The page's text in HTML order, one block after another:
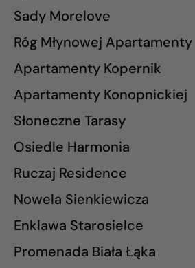
Sady Morelove
Róg Młynowej Apartamenty
Apartamenty Kopernik
Apartamenty Konopnickiej
Słoneczne Tarasy
Osiedle Harmonia
Ruczaj Residence
Nowela Sienkiewicza
Enklawa Starosielce
Promenada Biała Łąka